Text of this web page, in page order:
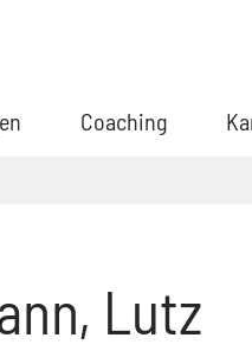
Coaching
Lutz